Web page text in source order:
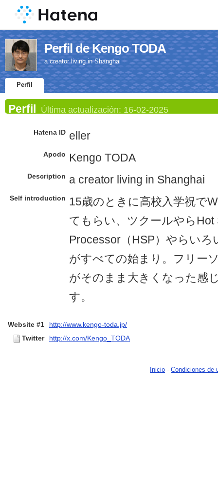
Perfil de Kengo TODA
a creator living in Shanghai
Perfil
Perfil Última actualización: 16-02-2025
Hatena ID eller
Apodo Kengo TODA
Description a creator living in Shanghai
Self introduction 15歳のときに高校入学祝で
てもらい、ツクールやらHot
Processor（HSP）やらい
がすべての始まり。フリー
がそのまま大きくなった感
す。
Website #1
http://www.kengo-toda.jp/
Twitter
http://x.com/Kengo_TODA
Inicio - Condiciones de